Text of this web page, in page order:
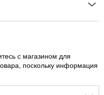
с магазином для
поскольку информация